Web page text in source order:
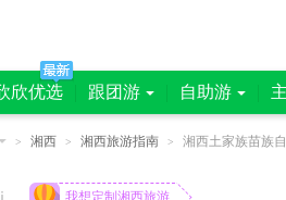
欣优选 跟团游 自助游
> 湘西 > 湘西旅游指南 > 湘西土家族苗族
我想定制湘西旅游